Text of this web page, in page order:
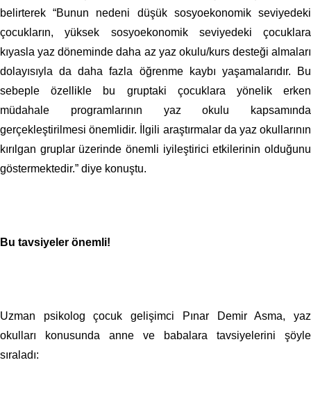
belirterek “Bunun nedeni düşük sosyoekonomik seviyedeki
çocukların, yüksek sosyoekonomik seviyedeki çocuklara
kıyasla yaz döneminde daha az yaz okulu/kurs desteği almaları
dolayısıyla da daha fazla öğrenme kaybı yaşamalarıdır. Bu
sebeple özellikle bu gruptaki çocuklara yönelik erken
müdahale programlarının yaz okulu kapsamında
gerçekleştirilmesi önemlidir. İlgili araştırmalar da yaz okullarının
kırılgan gruplar üzerinde önemli iyileştirici etkilerinin olduğunu
göstermektedir.” diye konuştu.
Bu tavsiyeler önemli!
Uzman psikolog çocuk gelişimci Pınar Demir Asma, yaz
okulları konusunda anne ve babalara tavsiyelerini şöyle
sıraladı: